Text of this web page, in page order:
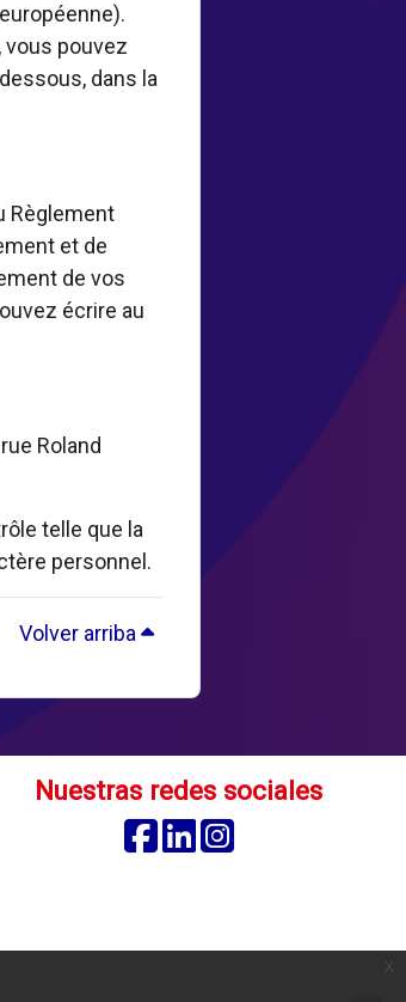
pouvez
dans la
Règlement
et de
de vos
écrire au
Roland
telle que la
personnel.
Volver arriba
Nuestras redes sociales
FacebookLinkedin